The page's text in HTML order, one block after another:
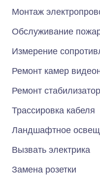
Монтаж
Обслуживание
Измерение
Ремонт камер
Ремонт
Трассировка кабеля
Ландшафтное
Вызвать электрика
Замена розетки